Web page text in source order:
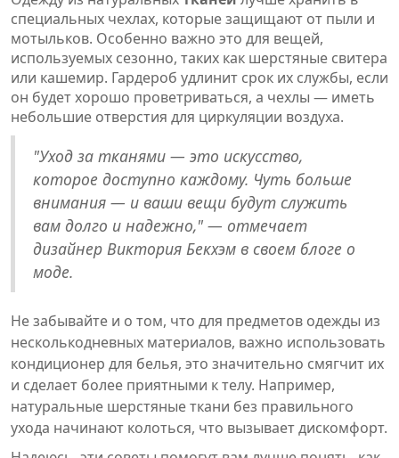
специальных чехлах, которые защищают от пыли и
мотыльков. Особенно важно это для вещей,
используемых сезонно, таких как шерстяные свитера
или кашемир. Гардероб удлинит срок их службы, если
он будет хорошо проветриваться, а чехлы — иметь
небольшие отверстия для циркуляции воздуха.
"Уход за тканями — это искусство,
которое доступно каждому. Чуть больше
внимания — и ваши вещи будут служить
вам долго и надежно," — отмечает
дизайнер Виктория Бекхэм в своем блоге о
моде.
Не забывайте и о том, что для предметов одежды из
несколькодневных материалов, важно использовать
кондиционер для белья, это значительно смягчит их
и сделает более приятными к телу. Например,
натуральные шерстяные ткани без правильного
ухода начинают колоться, что вызывает дискомфорт.